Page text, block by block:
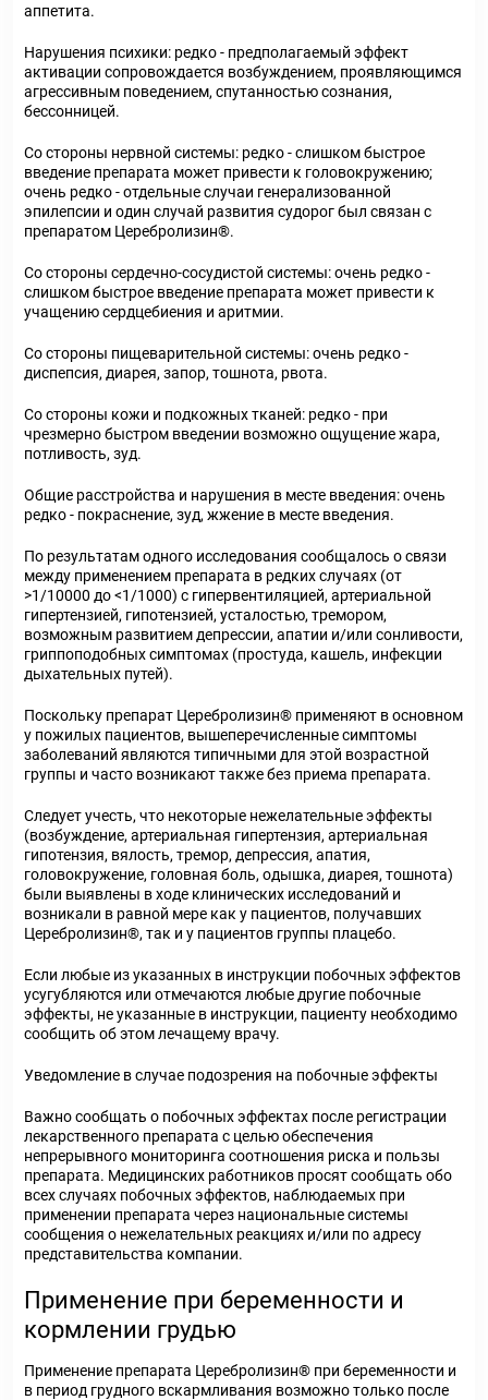
аппетита.
Нарушения психики: редко - предполагаемый эффект
активации сопровождается возбуждением, проявляющимся
агрессивным поведением, спутанностью сознания,
бессонницей.
Со стороны нервной системы: редко - слишком быстрое
введение препарата может привести к головокружению;
очень редко - отдельные случаи генерализованной
эпилепсии и один случай развития судорог был связан с
препаратом Церебролизин®.
Со стороны сердечно-сосудистой системы: очень редко -
слишком быстрое введение препарата может привести к
учащению сердцебиения и аритмии.
Со стороны пищеварительной системы: очень редко -
диспепсия, диарея, запор, тошнота, рвота.
Со стороны кожи и подкожных тканей: редко - при
чрезмерно быстром введении возможно ощущение жара,
потливость, зуд.
Общие расстройства и нарушения в месте введения: очень
редко - покраснение, зуд, жжение в месте введения.
По результатам одного исследования сообщалось о связи
между применением препарата в редких случаях (от
>1/10000 до <1/1000) с гипервентиляцией, артериальной
гипертензией, гипотензией, усталостью, тремором,
возможным развитием депрессии, апатии и/или сонливости,
гриппоподобных симптомах (простуда, кашель, инфекции
дыхательных путей).
Поскольку препарат Церебролизин® применяют в основном
у пожилых пациентов, вышеперечисленные симптомы
заболеваний являются типичными для этой возрастной
группы и часто возникают также без приема препарата.
Следует учесть, что некоторые нежелательные эффекты
(возбуждение, артериальная гипертензия, артериальная
гипотензия, вялость, тремор, депрессия, апатия,
головокружение, головная боль, одышка, диарея, тошнота)
были выявлены в ходе клинических исследований и
возникали в равной мере как у пациентов, получавших
Церебролизин®, так и у пациентов группы плацебо.
Если любые из указанных в инструкции побочных эффектов
усугубляются или отмечаются любые другие побочные
эффекты, не указанные в инструкции, пациенту необходимо
сообщить об этом лечащему врачу.
Уведомление в случае подозрения на побочные эффекты
Важно сообщать о побочных эффектах после регистрации
лекарственного препарата с целью обеспечения
непрерывного мониторинга соотношения риска и пользы
препарата. Медицинских работников просят сообщать обо
всех случаях побочных эффектов, наблюдаемых при
применении препарата через национальные системы
сообщения о нежелательных реакциях и/или по адресу
представительства компании.
Применение при беременности и
кормлении грудью
Применение препарата Церебролизин® при беременности и
в период грудного вскармливания возможно только после